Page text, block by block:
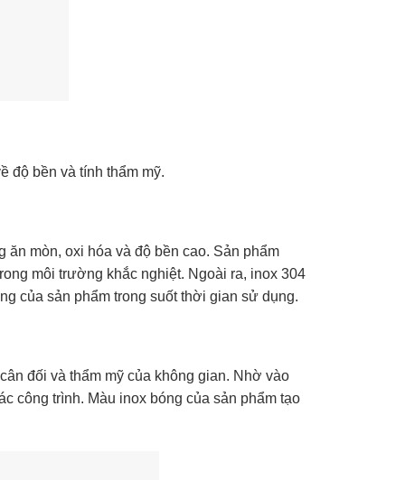
độ bền và tính thẩm mỹ.
mòn, oxi hóa và độ bền cao. Sản phẩm
môi trường khắc nghiệt. Ngoài ra, inox 304
của sản phẩm trong suốt thời gian sử dụng.
đối và thẩm mỹ của không gian. Nhờ vào
công trình. Màu inox bóng của sản phẩm tạo